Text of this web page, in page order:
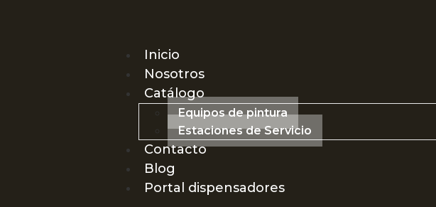
Inicio
Nosotros
Catálogo
Equipos de pintura
Estaciones de Servicio
Contacto
Blog
Portal dispensadores